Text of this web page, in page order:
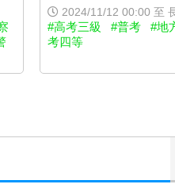
2024/11/12 00:00 至
#高考三級 #普考 #地
考四等